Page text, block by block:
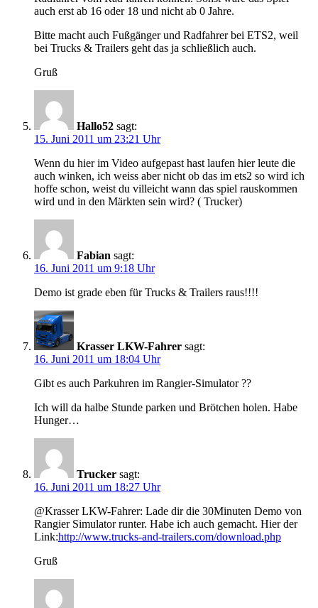
auch erst ab 16 oder 18 und nicht ab 0 Jahre.
Bitte macht auch Fußgänger und Radfahrer bei ETS2, weil
bei Trucks & Trailers geht das ja schließlich auch.
Gruß
Hallo52 sagt:
15. Juni 2011 um 23:21 Uhr
Wenn du hier im Video aufgepast hast laufen hier leute die
auch winken, ich weiss aber nicht ob das im ets2 so wird ich
hoffe schon, weist du villeicht wann das spiel rauskommen
wird und in den Märkten sein wird? ( Trucker)
Fabian sagt:
16. Juni 2011 um 9:18 Uhr
Demo ist grade eben für Trucks & Trailers raus!!!!
Krasser LKW-Fahrer sagt:
16. Juni 2011 um 18:04 Uhr
Gibt es auch Parkuhren im Rangier-Simulator ??
Ich will da halbe Stunde parken und Brötchen holen. Habe
Hunger…
Trucker sagt:
16. Juni 2011 um 18:27 Uhr
@Krasser LKW-Fahrer: Lade dir die 30Minuten Demo von
Rangier Simulator runter. Habe ich auch gemacht. Hier der
Link:http://www.trucks-and-trailers.com/download.php
Gruß